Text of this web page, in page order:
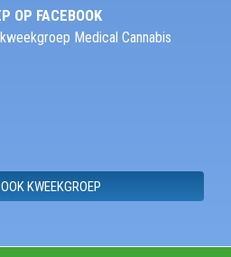
OP FACEBOOK
Medical Cannabis
KWEEKGROEP